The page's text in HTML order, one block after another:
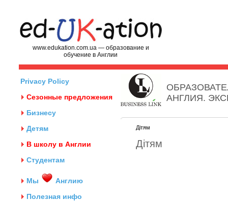
www.edukation.com.ua — образование и
обучение в Англии
Privacy Policy
Сезонные предложения
Бизнесу
Детям
В школу в Англии
Студентам
Мы
Англию
Полезная инфо
АНГЛИЯ.
Дітям
Дітям